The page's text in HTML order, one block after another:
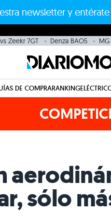
newsletter y
Zeekr 7GT Denza BAO5
DE COMPRARANKING
sólo